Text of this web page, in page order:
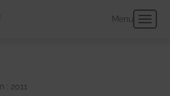
Menu
: 2011